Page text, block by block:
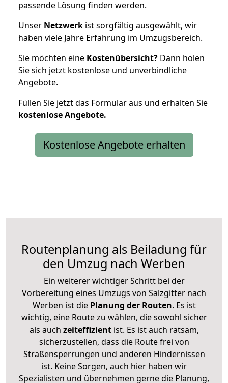
passende Lösung finden werden.
Unser Netzwerk ist sorgfältig ausgewählt, wir
haben viele Jahre Erfahrung im Umzugsbereich.
Sie möchten eine Kostenübersicht? Dann holen
Sie sich jetzt kostenlose und unverbindliche
Angebote.
Füllen Sie jetzt das Formular aus und erhalten Sie
kostenloseAngebote.
Kostenlose Angebote erhalten
Routenplanung als Beiladung für
den Umzug nach Werben
Ein weiterer wichtiger Schritt bei der
Vorbereitung eines Umzugs von Salzgitter nach
Werben ist diePlanung der Routen. Es ist
wichtig, eine Route zu wählen, die sowohl sicher
als auch zeiteffizientist. Es ist auch ratsam,
sicherzustellen, dass die Route frei von
Straßensperrungen und anderen Hindernissen
ist. Keine Sorgen, auch hier haben wir
Spezialisten und übernehmen gerne die Planung,